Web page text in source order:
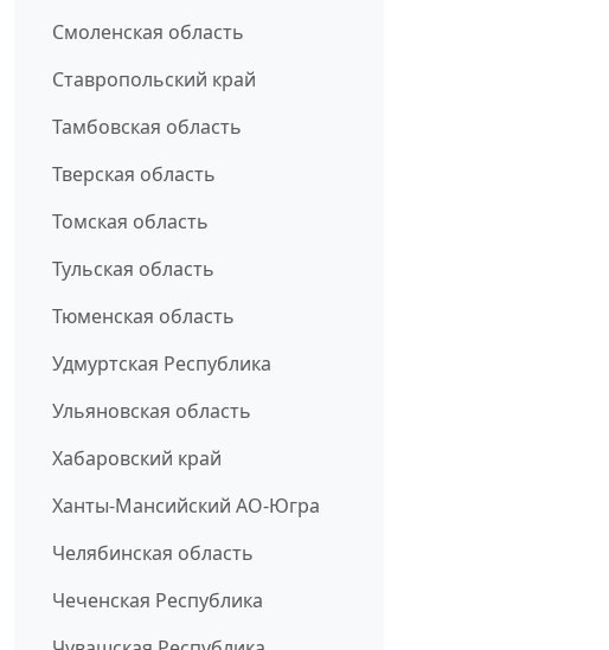
Смоленская область
Ставропольский край
Тамбовская область
Тверская область
Томская область
Тульская область
Тюменская область
Удмуртская Республика
Ульяновская область
Хабаровский край
Ханты-Мансийский АО-Югра
Челябинская область
Чеченская Республика